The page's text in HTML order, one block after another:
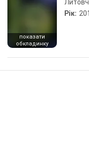
показати
обкладинку
Рік: